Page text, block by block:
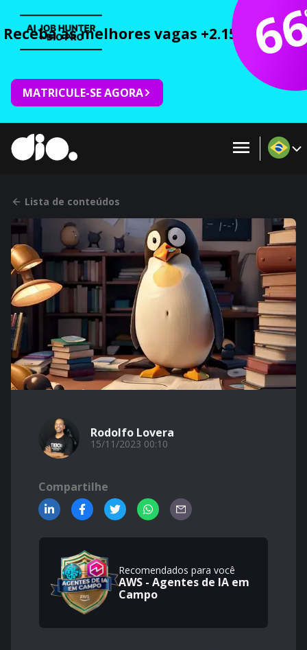
Receba as melhores vagas +2.150 cursos
MATRICULE-SE AGORA
Lista de conteúdos
Rodolfo Lovera
15/11/2023 00:10
Compartilhe
Recomendados para você
AWS - Agentes de IA em
Campo